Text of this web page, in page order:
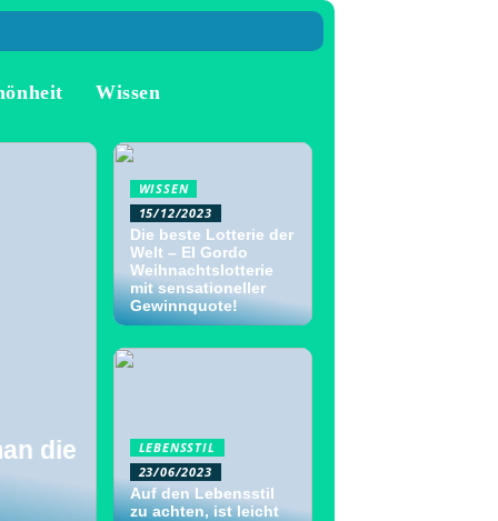
Wissen
die
WISSEN
15/12/2023
Die beste Lotterie der
Welt – El Gordo
Weihnachtslotterie
mit sensationeller
Gewinnquote!
LEBENSSTIL
23/06/2023
Auf den Lebensstil
zu achten, ist leicht